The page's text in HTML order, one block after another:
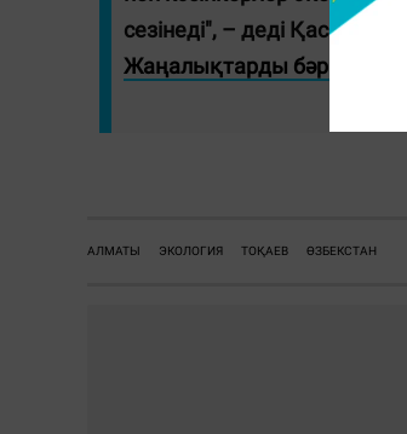
сезінеді", – деді Қасым-
Жаңалықтарды бәрінен
АЛМАТЫ ЭКОЛОГИЯ ТОҚАЕВ ӨЗБЕКСТАН